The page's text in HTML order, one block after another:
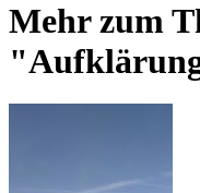
Mehr zum